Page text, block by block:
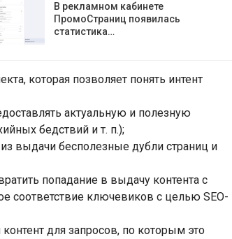
В рекламном кабинете
ПромоСтраниц появилась
статистика…
которая позволяет понять интент
актуальную и полезную
бедствий и т. п.);
выдачи бесполезные дубли страниц и
попадание в выдачу контента с
соответствие ключевиков с целью SEO-
для запросов, по которым это